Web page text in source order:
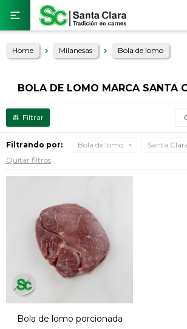

Home Milanesas Bola de lomo
BOLA DE LOMO MARCA SANTA
Filtrando por: Bola de lomo
Santa
Quitar filtros
Bola de lomo porcionada